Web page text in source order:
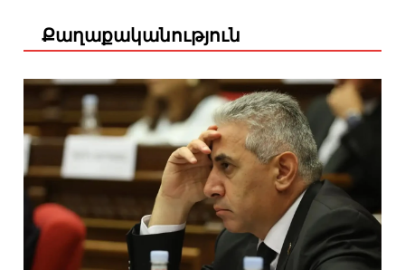
Քաղաքականություն